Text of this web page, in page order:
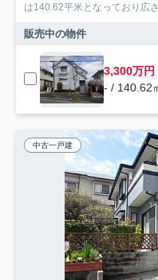
は140.62平米となっており広
販売中の物件
3,300万円
- / 140.62
中古一戸建